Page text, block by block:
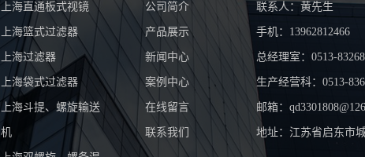
上海直通板式视镜
上海篮式过滤器
上海过滤器
上海袋式过滤器
上海斗提、螺旋输送
机
公司简介
产品展示
新闻中心
案例中心
在线留言
联系我们
联系人：黄先生
手机：13962812466
总经理室：0513-
生产经营科：0513-
邮箱：
地址：江苏省启东市